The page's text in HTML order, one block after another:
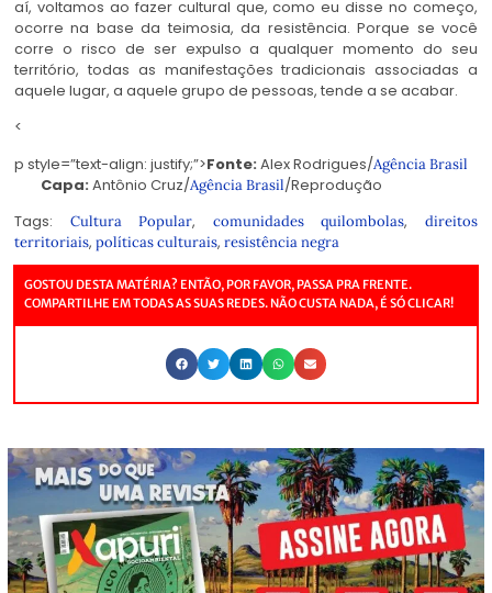
aí, voltamos ao fazer cultural que, como eu disse no começo,
ocorre na base da teimosia, da resistência. Porque se você
corre o risco de ser expulso a qualquer momento do seu
território, todas as manifestações tradicionais associadas a
aquele lugar, a aquele grupo de pessoas, tende a se acabar.
<
p style=”text-align: justify;”>Fonte: Alex Rodrigues/Agência Brasil
Capa: Antônio Cruz/Agência Brasil/Reprodução
Tags: Cultura Popular, comunidades quilombolas,direitos
territoriais, políticas culturais, resistência negra
GOSTOU DESTA MATÉRIA? ENTÃO, POR FAVOR, PASSA PRA FRENTE.
COMPARTILHE EM TODAS AS SUAS REDES. NÃO CUSTA NADA, É SÓ CLICAR!